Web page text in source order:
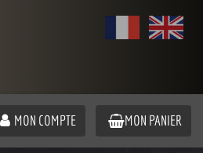
MON COMPTE MON PANIER